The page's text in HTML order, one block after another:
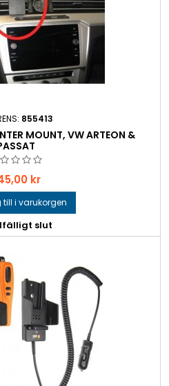
855413
MOUNT, VW ARTEON &
kr
till i varukorgen
slut